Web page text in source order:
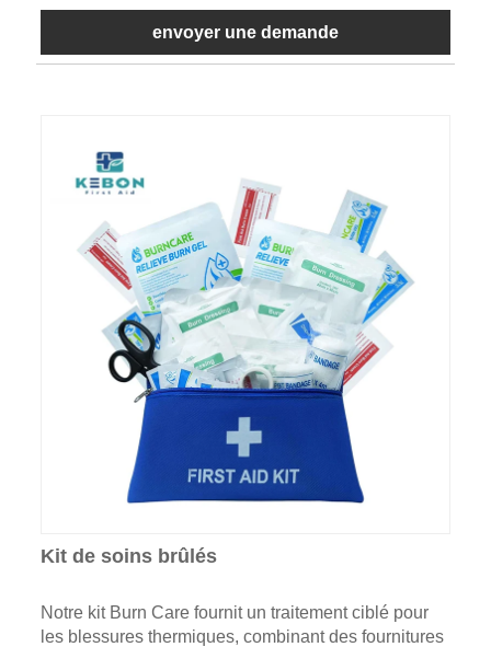
envoyer une demande
Kit de soins brûlés
Notre kit Burn Care fournit un traitement ciblé pour
les blessures thermiques, combinant des fournitures